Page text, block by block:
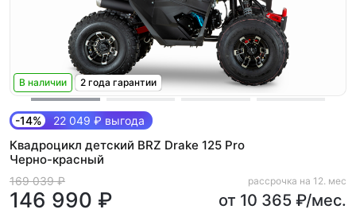
В наличии 2 года гарантии
-14% 22 049 ₽ выгода
Квадроцикл детский BRZ Drake 125 Pro
Черно-красный
169 039 ₽
146 990 ₽
рассрочка на 12. мес
от 10 365 ₽/мес.